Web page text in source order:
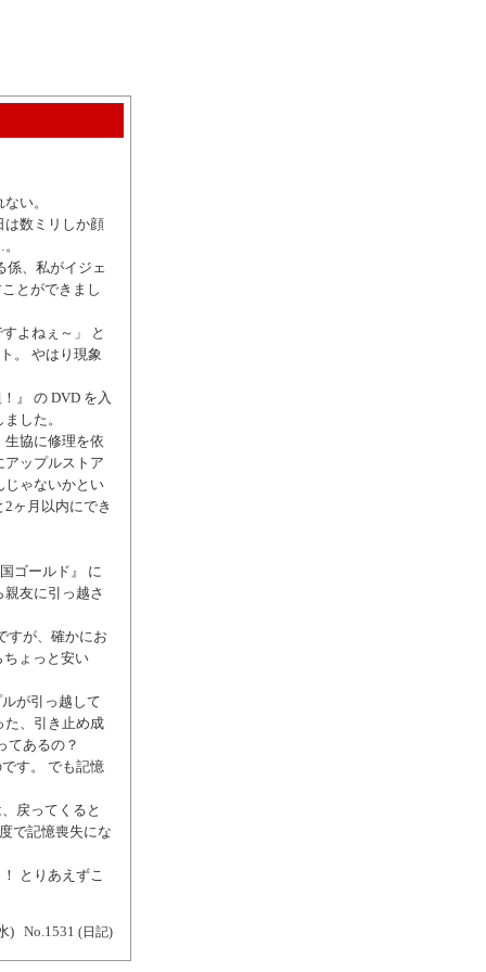
い。
は数ミリしか顔
係、私がイジェ
とができまし
よねぇ～」 と
。 やはり現象
』 の DVD を入
した。
生協に修理を依
アップルストア
じゃないかとい
ヶ月以内にでき
ゴールド』 に
友に引っ越さ
すが、確かにお
ちょっと安い
が引っ越して
た、引き止め成
てあるの？
す。 でも記憶
戻ってくると
で記憶喪失にな
とりあえずこ
) No.1531 (日記)